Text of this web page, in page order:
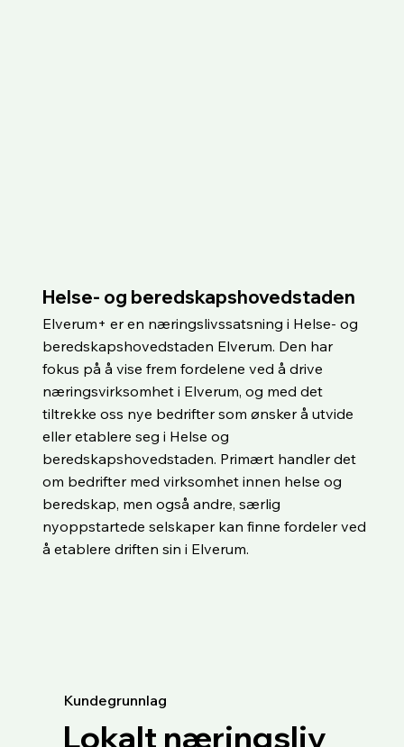
Helse- og beredskapshovedstaden
Elverum+ er en næringslivssatsning i Helse- og
beredskapshovedstaden Elverum. Den har
fokus på å vise frem fordelene ved å drive
næringsvirksomhet i Elverum, og med det
tiltrekke oss nye bedrifter som ønsker å utvide
eller etablere seg i Helse og
beredskapshovedstaden. Primært handler det
om bedrifter med virksomhet innen helse og
beredskap, men også andre, særlig
nyoppstartede selskaper kan finne fordeler ved
å etablere driften sin i Elverum.
Kundegrunnlag
Lokalt næringsliv